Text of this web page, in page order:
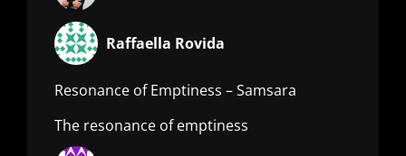
Raffaella Rovida
Resonance of Emptiness – Samsara
The resonance of emptiness